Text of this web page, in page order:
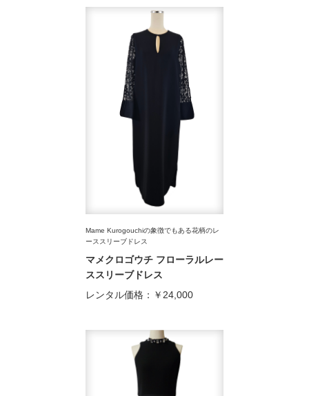
Mame Kurogouchiの象徴でもある花柄のレ
ーススリーブドレス
マメクロゴウチ フローラルレー
ススリーブドレス
レンタル価格： ￥24,000